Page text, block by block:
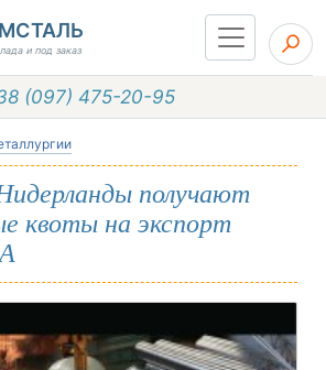
и под заказ
(097) 475-20-95
получают
квоты на экспорт